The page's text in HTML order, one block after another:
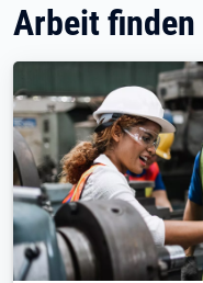
Arbeit finden